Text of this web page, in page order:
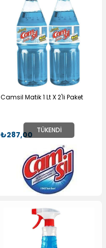
TÜKENDI
Camsil Matik 1 Lt X 2'li Paket
₺287,00